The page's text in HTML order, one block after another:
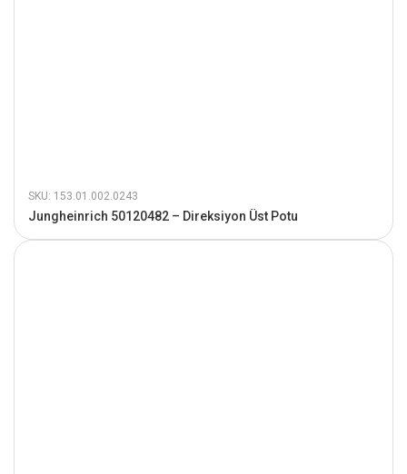
SKU: 153.01.002.0243
Jungheinrich 50120482 – Direksiyon Üst Potu